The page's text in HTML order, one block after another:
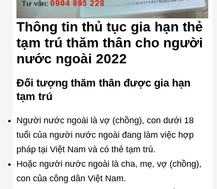
Thông tin thủ tục gia hạn thẻ
tạm trú thăm thân cho người
nước ngoài 2022
Đối tượng thăm thân được gia hạn
tạm trú
Người nước ngoài là vợ (chồng), con dưới 18
tuổi của người nước ngoài đang làm việc hợp
pháp tại Việt Nam và có thẻ tạm trú.
Hoặc người nước ngoài là cha, mẹ, vợ (chồng),
con của công dân Việt Nam.